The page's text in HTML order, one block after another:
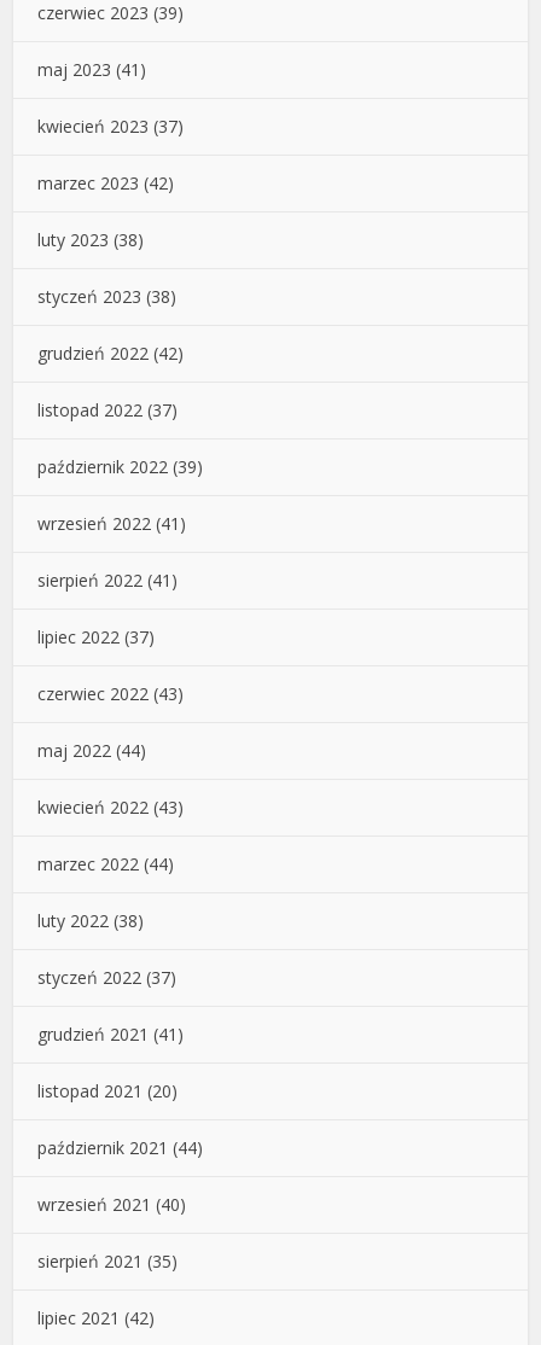
czerwiec 2023 (39)
maj 2023 (41)
kwiecień 2023 (37)
marzec 2023 (42)
luty 2023 (38)
styczeń 2023 (38)
grudzień 2022 (42)
listopad 2022 (37)
październik 2022 (39)
wrzesień 2022 (41)
sierpień 2022 (41)
lipiec 2022 (37)
czerwiec 2022 (43)
maj 2022 (44)
kwiecień 2022 (43)
marzec 2022 (44)
luty 2022 (38)
styczeń 2022 (37)
grudzień 2021 (41)
listopad 2021 (20)
październik 2021 (44)
wrzesień 2021 (40)
sierpień 2021 (35)
lipiec 2021 (42)